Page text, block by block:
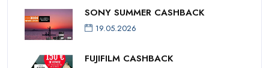
SONY SUMMER CASHBACK
19.05.2026
FUJIFILM CASHBACK